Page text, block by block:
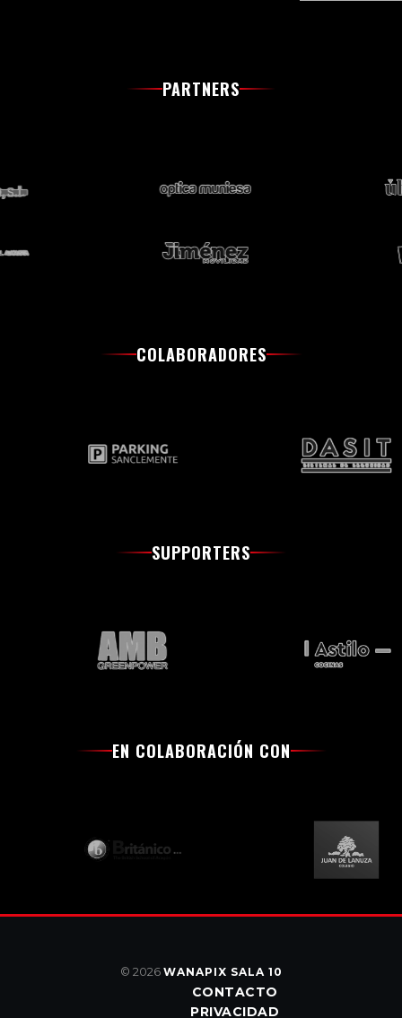
PARTNERS
COLABORADORES
SUPPORTERS
EN COLABORACIÓN CON
© 2026 WANAPIX SALA 10
CONTACTO
PRIVACIDAD